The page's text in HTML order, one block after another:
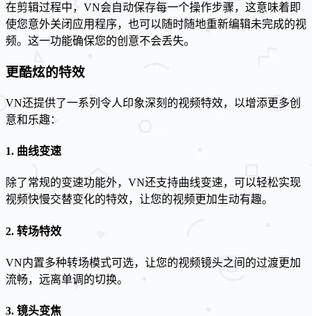
在剪辑过程中，VN会自动保存每一个操作步骤，这意味着即
使您意外关闭应用程序，也可以随时随地重新编辑未完成的视
频。这一功能确保您的创意不会丢失。
更酷炫的特效
VN还提供了一系列令人印象深刻的视频特效，以增添更多创
意和乐趣：
1. 曲线变速
除了常规的变速功能外，VN还支持曲线变速，可以轻松实现
视频快慢交替变化的特效，让您的视频更加生动有趣。
2. 转场特效
VN内置多种转场模式可选，让您的视频镜头之间的过渡更加
流畅，远离单调的切换。
3. 镜头变焦